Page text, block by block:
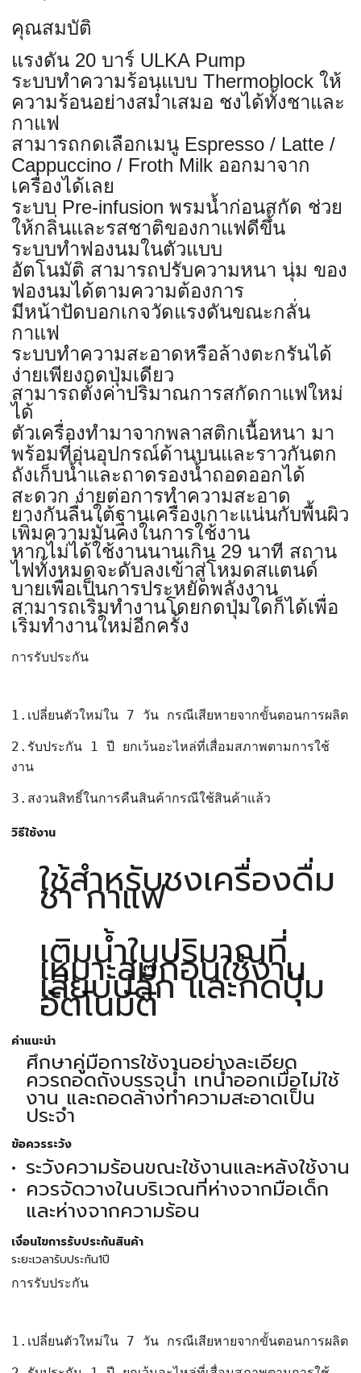
คุณสมบัติ
แรงดัน 20 บาร์ ULKA Pump
ระบบทำความร้อนแบบ Thermoblock ให้
ความร้อนอย่างสม่ำเสมอ ชงได้ทั้งชาและ
กาแฟ
สามารถกดเลือกเมนู Espresso / Latte /
Cappuccino / Froth Milk ออกมาจาก
เครื่องได้เลย
ระบบ Pre-infusion พรมน้ำก่อนสกัด ช่วย
ให้กลิ่นและรสชาติของกาแฟดีขึ้น
ระบบทำฟองนมในตัวแบบ
อัตโนมัติ สามารถปรับความหนา นุ่ม ของ
ฟองนมได้ตามความต้องการ
มีหน้าปัดบอกเกจวัดแรงดันขณะกลั่น
กาแฟ
ระบบทำความสะอาดหรือล้างตะกรันได้
ง่ายเพียงกดปุ่มเดียว
สามารถตั้งค่าปริมาณการสกัดกาแฟใหม่
ได้
ตัวเครื่องทำมาจากพลาสติกเนื้อหนา มา
พร้อมที่อุ่นอุปกรณ์ด้านบนและราวกันตก
ถังเก็บน้ำและถาดรองน้ำถอดออกได้
สะดวก ง่ายต่อการทำความสะอาด
ยางกันลื่นใต้ฐานเครื่องเกาะแน่นกับพื้นผิว
เพิ่มความมั่นคงในการใช้งาน
หากไม่ได้ใช้งานนานเกิน 29 นาที สถาน
ไฟทั้งหมดจะดับลงเข้าสู่โหมดสแตนด์
บายเพื่อเป็นการประหยัดพลังงาน
สามารถเริ่มทำงานโดยกดปุ่มใดก็ได้เพื่อ
เริ่มทำงานใหม่อีกครั้ง
การรับประกัน
1.เปลี่ยนตัวใหม่ใน 7 วัน กรณีเสียหายจากขั้นตอนการผลิต
2.รับประกัน 1 ปี ยกเว้นอะไหล่ที่เสื่อมสภาพตามการใช้
งาน
3.สงวนสิทธิ์ในการคืนสินค้ากรณีใช้สินค้าแล้ว
วิธีใช้งาน
ใช้สำหรับชงเครื่องดื่ม
ชา กาแฟ
เติมน้ำในปริมาณที่
เหมาะสมก่อนใช้งาน
เสียบปลั๊ก และกดปุ่ม
อัตโนมัติ
คำแนะนำ
ศึกษาคู่มือการใช้งานอย่างละเอียด
ควรถอดถังบรรจุน้ำ เทน้ำออกเมื่อไม่ใช้
งาน และถอดล้างทำความสะอาดเป็น
ประจำ
ข้อควรระวัง
ระวังความร้อนขณะใช้งานและหลังใช้งาน
ควรจัดวางในบริเวณที่ห่างจากมือเด็ก
และห่างจากความร้อน
เงื่อนไขการรับประกันสินค้า
ระยะเวลารับประกัน1ปี
การรับประกัน
1.เปลี่ยนตัวใหม่ใน 7 วัน กรณีเสียหายจากขั้นตอนการผลิต